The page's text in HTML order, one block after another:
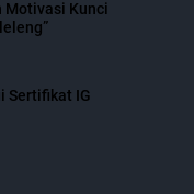
Motivasi Kunci
Sertifikat IG